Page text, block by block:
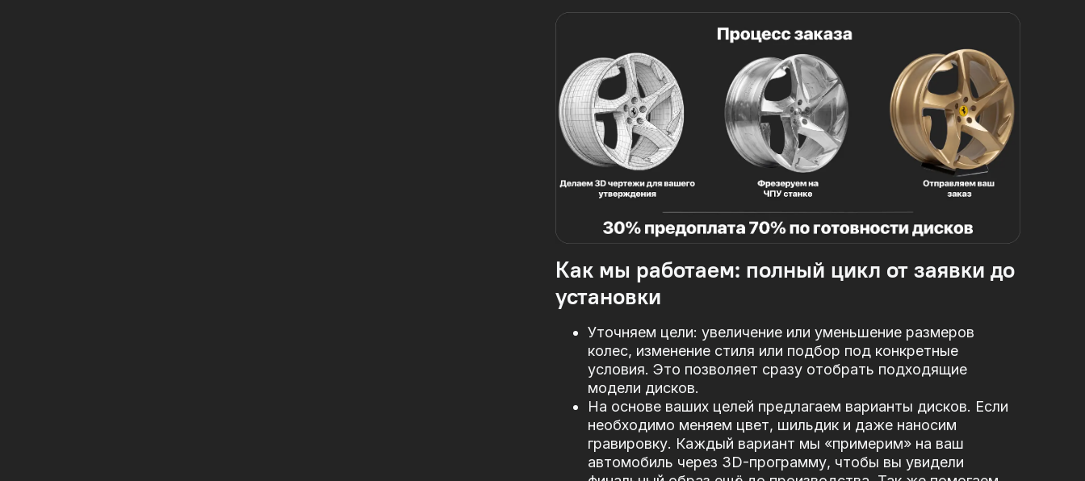
Как мы работаем: полный цикл от заявки до
установки
Уточняем цели: увеличение или уменьшение размеров
колес, изменение стиля или подбор под конкретные
условия. Это позволяет сразу отобрать подходящие
модели дисков.
На основе ваших целей предлагаем варианты дисков. Если
необходимо меняем цвет, шильдик и даже наносим
гравировку. Каждый вариант мы «примерим» на ваш
автомобиль через 3D-программу, чтобы вы увидели